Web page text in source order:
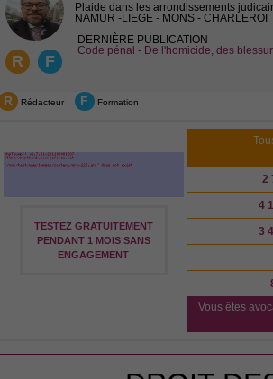
R F
Plaide dans les arrondissements
NAMUR -LIEGE - MONS - CHARLEROI
DERNIÈRE PUBLICATION
Code pénal - De l'homicide, des
R Rédacteur F Formation
TESTEZ GRATUITEMENT
PENDANT 1 MOIS SANS
ENGAGEMENT
2
4
3
Vous êtes